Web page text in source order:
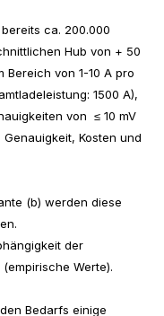
ca. 200.000
Hub von + 50
Bereich von 1-10 A pro
1500 A),
von ≤ 10 mV
Kosten und
(b) werden diese
der
Werte).
Bedarfs einige